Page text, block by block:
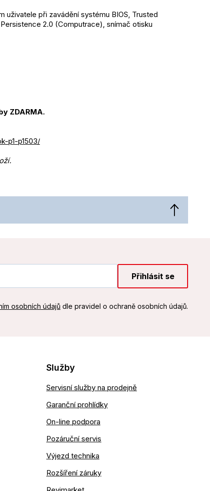
uživatele při zavádění systému BIOS, Trusted
2.0 (Computrace), snímač otisku
ZDARMA.
p1-p1503/
Přihlásit se
osobních údajůdle pravidel o ochraně osobních údajů.
Služby
Servisní služby na prodejně
Garanční prohlídky
On-line podpora
Pozáruční servis
Výjezd technika
Rozšíření záruky